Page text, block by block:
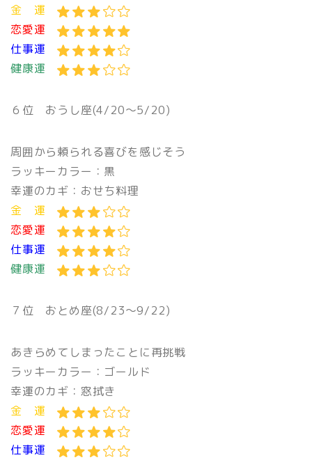
金 運
恋愛運
仕事運
健康運
６位 おうし座(4/20〜5/20)
周囲から頼られる喜びを感じそう
ラッキーカラー：黒
幸運のカギ：おせち料理
金 運
恋愛運
仕事運
健康運
７位 おとめ座(8/23〜9/22)
あきらめてしまったことに再挑戦
ラッキーカラー：ゴールド
幸運のカギ：窓拭き
金 運
恋愛運
仕事運